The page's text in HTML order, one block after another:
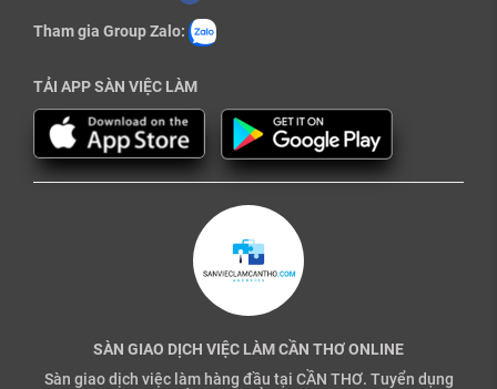
Tham gia Group Zalo:
TẢI APP SÀN VIỆC LÀM
SÀN GIAO DỊCH VIỆC LÀM CẦN THƠ ONLINE
Sàn giao dịch việc làm hàng đầu tại CẦN THƠ. Tuyển dụng